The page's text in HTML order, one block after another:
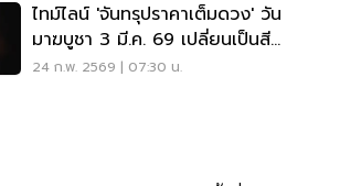
ไทม์ไลน์ 'จันทรุปราคาเต็มดวง' วัน
มาฆบูชา 3 มี.ค. 69 เปลี่ยนเป็นสี
แดงอิฐ ตอนไหน
24 ก.พ. 2569 | 07:30 น.